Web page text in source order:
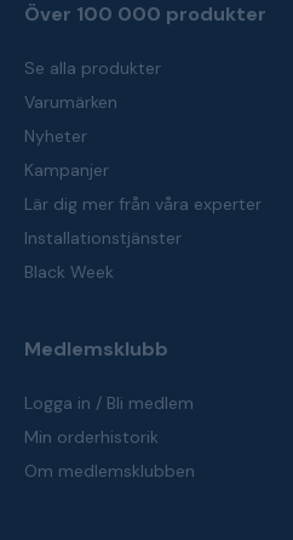
Över 100 000 produkter
Se alla produkter
Varumärken
Nyheter
Kampanjer
Lär dig mer från våra experter
Installationstjänster
Black Week
Medlemsklubb
Logga in / Bli medlem
Min orderhistorik
Om medlemsklubben